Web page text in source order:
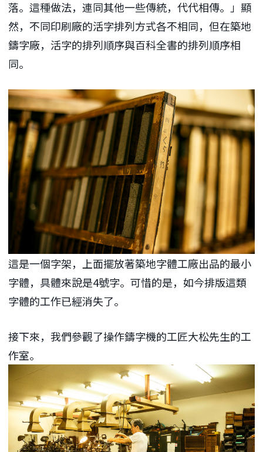
落。這種做法，連同其他一些傳統，代代相傳。」顯
然，不同印刷廠的活字排列方式各不相同，但在築地
鑄字廠，活字的排列順序與百科全書的排列順序相
同。
這是一個字架，上面擺放著築地字體工廠出品的最小
字體，具體來說是4號字。可惜的是，如今排版這類
字體的工作已經消失了。
接下來，我們參觀了操作鑄字機的工匠大松先生的工
作室。